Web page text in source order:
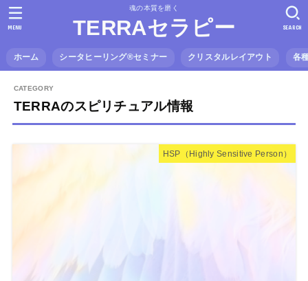
魂の本質を磨く
TERRAセラピー
ホーム シータヒーリング®️セミナー クリスタルレイアウト 各
SEARCH
MENU
TERRAのスピリチュアル情報
HSP（Highly Sensitive Person）